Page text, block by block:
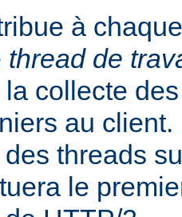
à
thread de
collecte
au
threads
le